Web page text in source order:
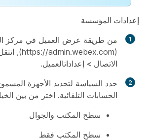
إعدادات المؤسسة
من طريقة عرض العميل في مركز
(https://admin.webex.com), انتقل إلى
الاتصال > إعداداتالعميل.
حدد السياسة لتحديد الأجهزة
الحسابات التلقائية. اختر من بين
سطح المكتب والجوال
سطح المكتب فقط